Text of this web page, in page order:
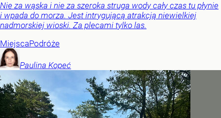
Nie za wąska i nie za szeroka struga wody cały czas tu płynie
i wpada do morza. Jest intrygującą atrakcją niewielkiej
nadmorskiej wioski. Za plecami tylko las.
MiejscaPodróże
Paulina Kopeć